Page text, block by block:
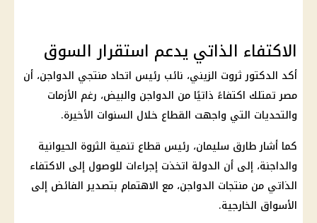
الاكتفاء الذاتي يدعم استقرار السوق
أكد الدكتورثروت الزيني، نائب رئيس اتحاد منتجي الدواجن، أن
مصر تمتلك اكتفاءً ذاتيًا من الدواجن والبيض، رغم الأزمات
والتحديات التي واجهت القطاع خلال السنوات الأخيرة.
كما أشار طارق سليمان، رئيس قطاع تنمية الثروة الحيوانية
والداجنة، إلى أن الدولة اتخذت إجراءات للوصول إلى الاكتفاء
الذاتي من منتجات الدواجن، مع الاهتمام بتصدير الفائض إلى
الأسواق الخارجية.